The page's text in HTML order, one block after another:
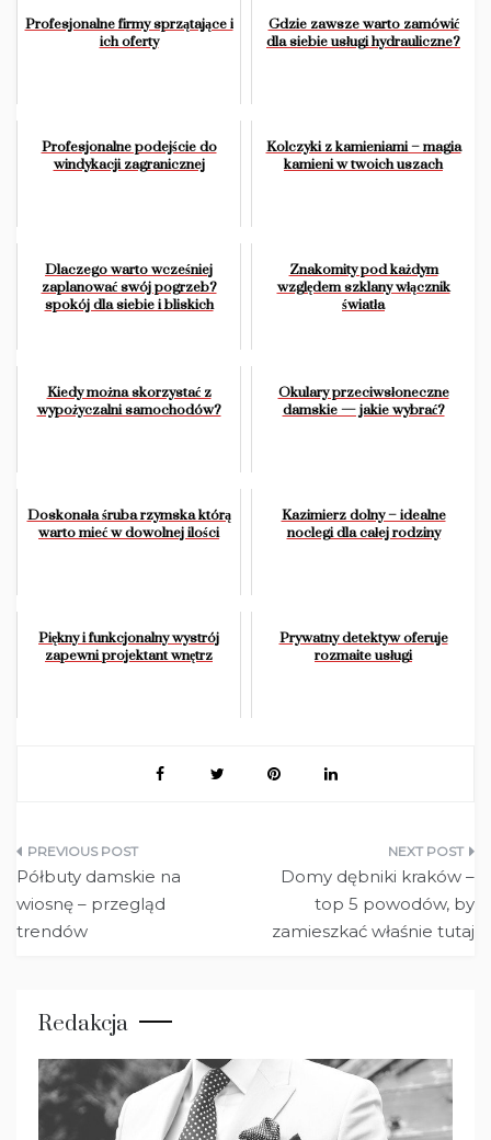
Profesjonalne firmy sprzątające i
ich oferty
Gdzie zawsze warto zamówić
dla siebie usługi hydrauliczne?
Profesjonalne podejście do
windykacji zagranicznej
Kolczyki z kamieniami – magia
kamieni w twoich uszach
Dlaczego warto wcześniej
zaplanować swój pogrzeb?
spokój dla siebie i bliskich
Znakomity pod każdym
względem szklany włącznik
światła
Kiedy można skorzystać z
wypożyczalni samochodów?
Okulary przeciwsłoneczne
damskie — jakie wybrać?
Doskonała śruba rzymska którą
warto mieć w dowolnej ilości
Kazimierz dolny – idealne
noclegi dla całej rodziny
Piękny i funkcjonalny wystrój
zapewni projektant wnętrz
Prywatny detektyw oferuje
rozmaite usługi
Nawigacja
wpisu
Półbuty damskie na
wiosnę – przegląd
trendów
Domy dębniki kraków –
top 5 powodów, by
zamieszkać właśnie tutaj
Redakcja